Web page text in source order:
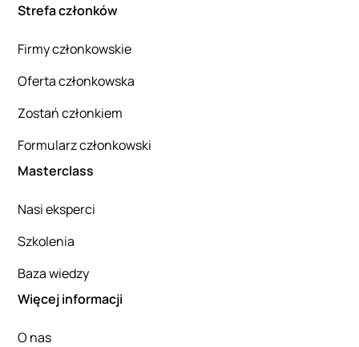
Strefa członków
Firmy członkowskie
Oferta członkowska
Zostań członkiem
Formularz członkowski
Masterclass
Nasi eksperci
Szkolenia
Baza wiedzy
Więcej informacji
O nas